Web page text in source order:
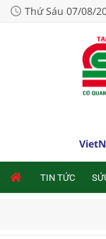
Thứ Sáu 07/08/
TIN TỨC